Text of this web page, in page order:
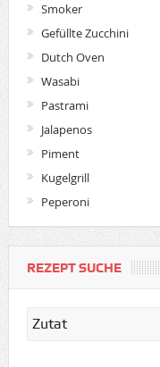
Smoker
Gefüllte Zucchini
Dutch Oven
Wasabi
Pastrami
Jalapenos
Piment
Kugelgrill
Peperoni
REZEPT SUCHE